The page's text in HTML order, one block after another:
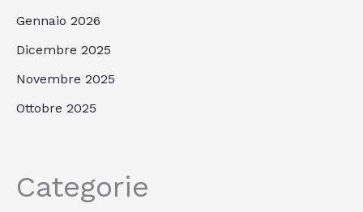
Gennaio 2026
Dicembre 2025
Novembre 2025
Ottobre 2025
Categorie